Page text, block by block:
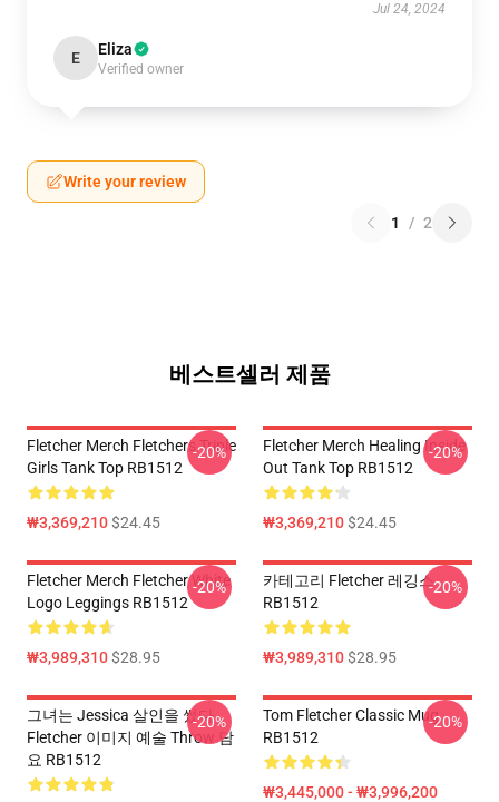
Jul 24, 2024
E Eliza
Verified owner
Write your review
1 / 2
베스트셀러 제품
Fletcher Merch Fletchers Triple
Girls Tank Top RB1512
₩3,369,210$24.45
-20%
Fletcher Merch Healing Inside
Out Tank Top RB1512
₩3,369,210$24.45
-20%
Fletcher Merch Fletcher White
Logo Leggings RB1512
₩3,989,310$28.95
-20%
카테고리 Fletcher 레깅스
RB1512
₩3,989,310$28.95
-20%
그녀는 Jessica 살인을 썼다
Fletcher 이미지 예술 Throw 담
요 RB1512
-20%
Tom Fletcher Classic Mug
RB1512
₩3,445,000 - ₩3,996,200
-20%